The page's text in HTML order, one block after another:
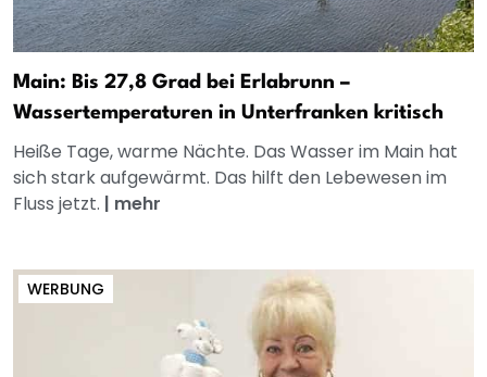
Main: Bis 27,8 Grad bei Erlabrunn –
Wassertemperaturen in Unterfranken kritisch
Heiße Tage, warme Nächte. Das Wasser im Main hat
sich stark aufgewärmt. Das hilft den Lebewesen im
Fluss jetzt. | mehr
WERBUNG